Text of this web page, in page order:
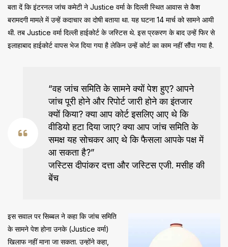
बता दें कि इंटरनल जांच कमेटी ने Justice वर्मा के दिल्ली स्थित आवास से कैश
बरामदगी मामले में उन्हें कदाचार का दोषी बताया था. यह घटना 14 मार्च को सामने आयी
थी. तब Justice वर्मा दिल्ली हाईकोर्ट के जस्टिस थे. इस प्रकरण के बाद उन्हें फिर से
इलाहाबाद हाईकोर्ट वापस भेज दिया गया है लेकिन उन्हें कोर्ट का काम नहीं सौंपा गया है.
“वह जांच समिति के सामने क्यों पेश हुए? आपने
जांच पूरी होने और रिपोर्ट जारी होने का इंतजार
क्यों किया? क्या आप कोर्ट इसलिए आए थे कि
वीडियो हटा दिया जाए? क्या आप जांच समिति के
समक्ष यह सोचकर आए थे कि फैसला आपके पक्ष में
आ सकता है?”
जस्टिस दीपांकर दत्ता और जस्टिस एजी. मसीह की
बेंच
इस सवाल पर सिब्बल ने कहा कि जांच समिति
के सामने पेश होना उनके (Justice वर्मा)
खिलाफ नहीं माना जा सकता. उन्होंने कहा,